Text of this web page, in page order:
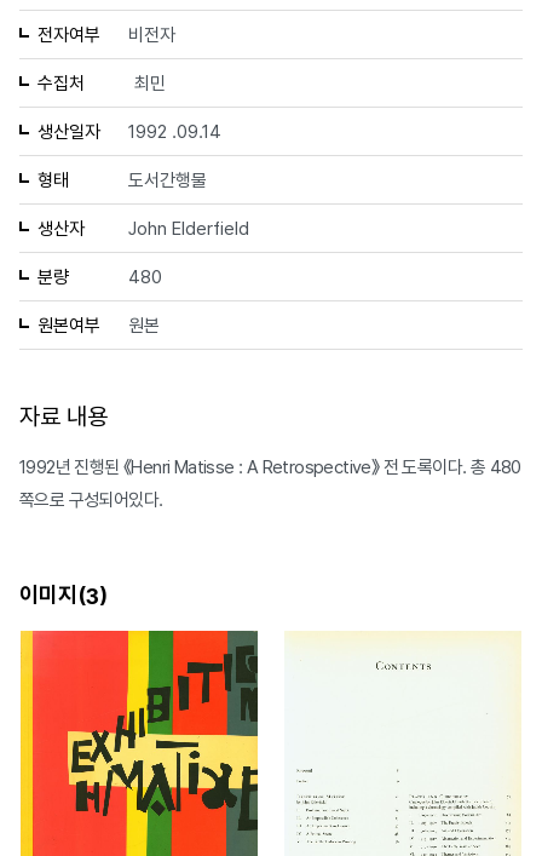
전자여부 비전자
수집처 최민
생산일자 1992 .09.14
형태 도서간행물
생산자 John Elderfield
분량 480
원본여부 원본
자료 내용
1992년 진행된 《Henri Matisse : A Retrospective》 전 도록이다. 총 480
쪽으로 구성되어있다.
이미지(3)